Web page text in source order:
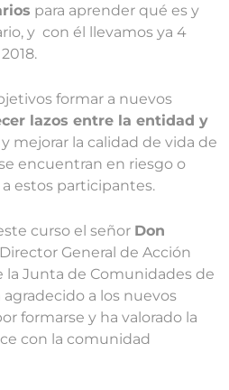
para aprender qué es y
y con él llevamos ya 4
formar a nuevos
lazos entre la entidad y
mejorar la calidad de vida de
encuentran en riesgo o
estos participantes.
curso el señor Don
General de Acción
la Junta de Comunidades de
agradecido a los nuevos
formarse y ha valorado la
con la comunidad